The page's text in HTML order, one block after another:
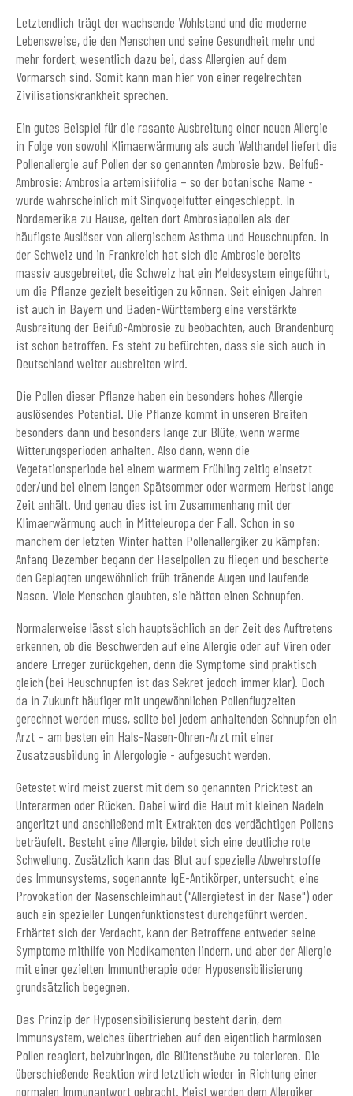
Letztendlich trägt der wachsende Wohlstand und die moderne
Lebensweise, die den Menschen und seine Gesundheit mehr und
mehr fordert, wesentlich dazu bei, dass Allergien auf dem
Vormarsch sind. Somit kann man hier von einer regelrechten
Zivilisationskrankheit sprechen.
Ein gutes Beispiel für die rasante Ausbreitung einer neuen Allergie
in Folge von sowohl Klimaerwärmung als auch Welthandel liefert die
Pollenallergie auf Pollen der so genannten Ambrosie bzw. Beifuß-
Ambrosie: Ambrosia artemisiifolia – so der botanische Name -
wurde wahrscheinlich mit Singvogelfutter eingeschleppt. In
Nordamerika zu Hause, gelten dort Ambrosiapollen als der
häufigste Auslöser von allergischem Asthma und Heuschnupfen. In
der Schweiz und in Frankreich hat sich die Ambrosie bereits
massiv ausgebreitet, die Schweiz hat ein Meldesystem eingeführt,
um die Pflanze gezielt beseitigen zu können. Seit einigen Jahren
ist auch in Bayern und Baden-Württemberg eine verstärkte
Ausbreitung der Beifuß-Ambrosie zu beobachten, auch Brandenburg
ist schon betroffen. Es steht zu befürchten, dass sie sich auch in
Deutschland weiter ausbreiten wird.
Die Pollen dieser Pflanze haben ein besonders hohes Allergie
auslösendes Potential. Die Pflanze kommt in unseren Breiten
besonders dann und besonders lange zur Blüte, wenn warme
Witterungsperioden anhalten. Also dann, wenn die
Vegetationsperiode bei einem warmem Frühling zeitig einsetzt
oder/und bei einem langen Spätsommer oder warmem Herbst lange
Zeit anhält. Und genau dies ist im Zusammenhang mit der
Klimaerwärmung auch in Mitteleuropa der Fall. Schon in so
manchem der letzten Winter hatten Pollenallergiker zu kämpfen:
Anfang Dezember begann der Haselpollen zu fliegen und bescherte
den Geplagten ungewöhnlich früh tränende Augen und laufende
Nasen. Viele Menschen glaubten, sie hätten einen Schnupfen.
Normalerweise lässt sich hauptsächlich an der Zeit des Auftretens
erkennen, ob die Beschwerden auf eine Allergie oder auf Viren oder
andere Erreger zurückgehen, denn die Symptome sind praktisch
gleich (bei Heuschnupfen ist das Sekret jedoch immer klar). Doch
da in Zukunft häufiger mit ungewöhnlichen Pollenflugzeiten
gerechnet werden muss, sollte bei jedem anhaltenden Schnupfen ein
Arzt – am besten ein Hals-Nasen-Ohren-Arzt mit einer
Zusatzausbildung in Allergologie - aufgesucht werden.
Getestet wird meist zuerst mit dem so genannten Pricktest an
Unterarmen oder Rücken. Dabei wird die Haut mit kleinen Nadeln
angeritzt und anschließend mit Extrakten des verdächtigen Pollens
beträufelt. Besteht eine Allergie, bildet sich eine deutliche rote
Schwellung. Zusätzlich kann das Blut auf spezielle Abwehrstoffe
des Immunsystems, sogenannte IgE-Antikörper, untersucht, eine
Provokation der Nasenschleimhaut ("Allergietest in der Nase") oder
auch ein spezieller Lungenfunktionstest durchgeführt werden.
Erhärtet sich der Verdacht, kann der Betroffene entweder seine
Symptome mithilfe von Medikamenten lindern, und aber der Allergie
mit einer gezielten Immuntherapie oder Hyposensibilisierung
grundsätzlich begegnen.
Das Prinzip der Hyposensibilisierung besteht darin, dem
Immunsystem, welches übertrieben auf den eigentlich harmlosen
Pollen reagiert, beizubringen, die Blütenstäube zu tolerieren. Die
überschießende Reaktion wird letztlich wieder in Richtung einer
normalen Immunantwort gebracht. Meist werden dem Allergiker